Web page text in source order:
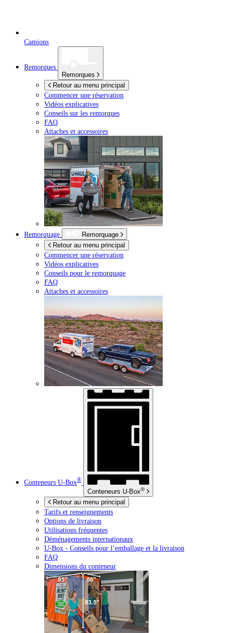
Camions
Remorques
Remorques
Retour au menu principal
Commencer une réservation
Vidéos explicatives
Conseils sur les remorques
FAQ
Attaches et accessoires
Remorquage
Remorquage
Retour au menu principal
Commencer une réservation
Vidéos explicatives
Conseils pour le remorquage
FAQ
Attaches et accessoires
Conteneurs U-Box®
Conteneurs U-Box®
Retour au menu principal
Tarifs et renseignements
Options de livraison
Utilisations fréquentes
Déménagements internationaux
U-Box - Conseils pour l’emballage et la livraison
FAQ
Dimensions du conteneur